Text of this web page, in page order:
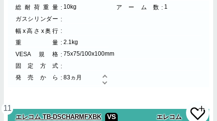
総耐荷重量
10kg アーム数
1
ガスシリンダー
幅x高さx奥行
重量
2.1kg
VESA規格
75x75/100x100mm
固定方式
発売から
83ヵ月
11
エレコム TB-DSCHARMFXBK VS エレコム